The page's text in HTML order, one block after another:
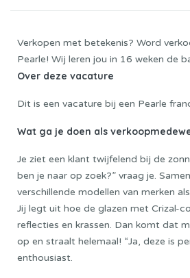
Verkopen met betekenis? Word
Pearle! Wij leren jou in 16 weken de
Over deze vacature
Dit is een vacature bij een Pearle
Wat ga je doen als
Je ziet een klant twijfelend bij de
ben je naar op zoek?” vraag je.
verschillende modellen van merken
Jij legt uit hoe de glazen met Crizal-
reflecties en krassen. Dan komt dat
op en straalt helemaal! “Ja, deze is
enthousiast.